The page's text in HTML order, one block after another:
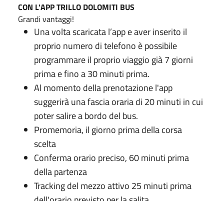
CON L'APP TRILLO DOLOMITI BUS
Grandi vantaggi!
Una volta scaricata l’app e aver inserito il
proprio numero di telefono è possibile
programmare il proprio viaggio già 7 giorni
prima e fino a 30 minuti prima.
Al momento della prenotazione l'app
suggerirà una fascia oraria di 20 minuti in cui
poter salire a bordo del bus.
Promemoria, il giorno prima della corsa
scelta
Conferma orario preciso, 60 minuti prima
della partenza
Tracking del mezzo attivo 25 minuti prima